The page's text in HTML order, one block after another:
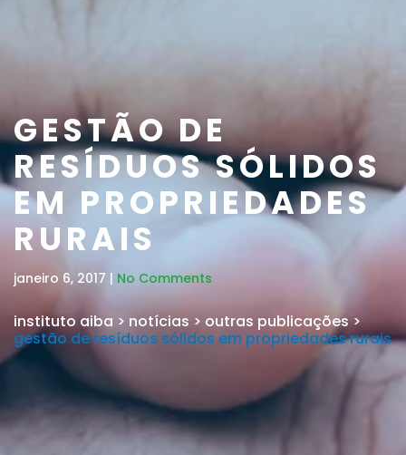
GESTÃO DE
RESÍDUOS SÓLIDOS
EM PROPRIEDADES
RURAIS
janeiro 6, 2017 | No Comments
instituto aiba > notícias > outras publicações>
gestão de resíduos sólidos em propriedades rurais